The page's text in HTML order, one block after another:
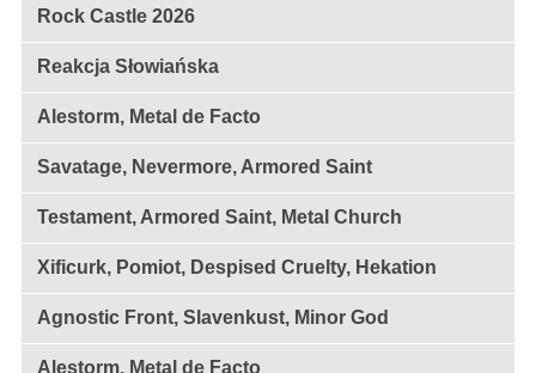
Rock Castle 2026
Reakcja Słowiańska
Alestorm, Metal de Facto
Savatage, Nevermore, Armored Saint
Testament, Armored Saint, Metal Church
Xificurk, Pomiot, Despised Cruelty, Hekation
Agnostic Front, Slavenkust, Minor God
Alestorm, Metal de Facto